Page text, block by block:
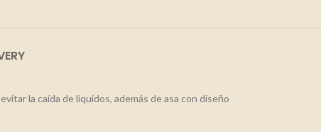
la caída de líquidos, además de asa con diseño